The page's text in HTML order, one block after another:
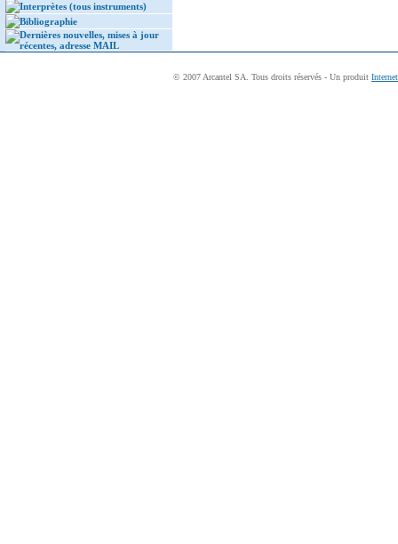
Interprètes (tous instruments)
Bibliographie
Dernières nouvelles, mises à jour
récentes, adresse MAIL
© 2007 Arcantel SA. Tous droits réservés - Un produit